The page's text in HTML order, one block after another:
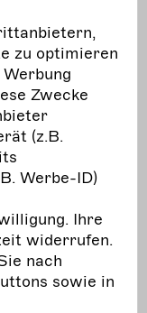
um
der
in
Es
zu optimieren
Zwecke
(z.B.
Werbe-ID)
Ihre
widerrufen.
nach
sowie in